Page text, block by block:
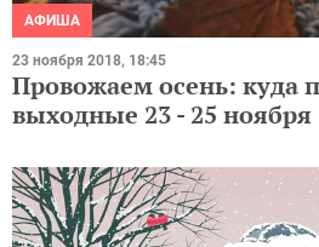
АФИША
23 ноября 2018, 18:45
Провожаем осень: куда
выходные 23 - 25 ноября